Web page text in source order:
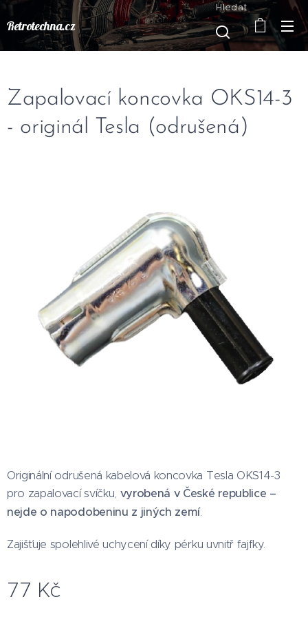
Retrotechna.cz
Hledat
Zapalovací koncovka OKS14-3
- originál Tesla (odrušená)
Originální odrušená kabelová koncovka Tesla OKS14-3
pro zapalovací svíčku, vyrobená v České republice –
nejde o napodobeninu z jiných zemí.
Zajišťuje spolehlivé uchycení díky pérku uvnitř fajfky.
77 Kč